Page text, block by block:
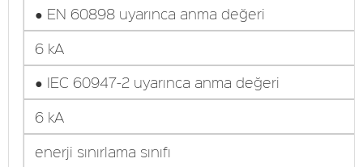
● EN 60898 uyarınca anma değeri
6 kA
● IEC 60947-2 uyarınca anma değeri
6 kA
enerji sınırlama sınıfı